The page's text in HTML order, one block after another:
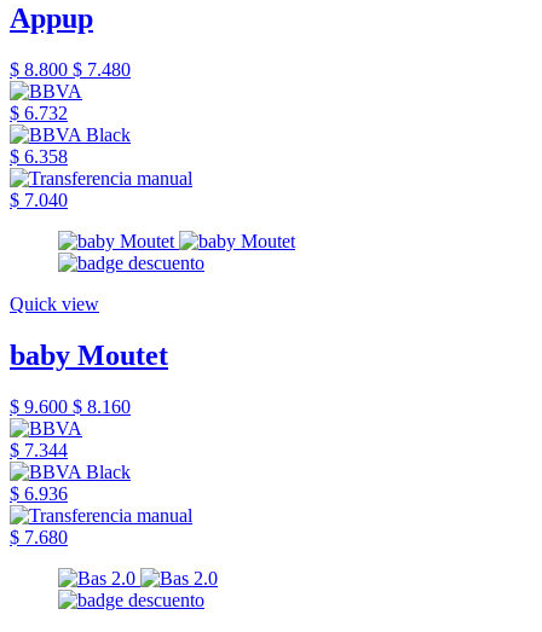
Appup
$ 8.800 $ 7.480
$ 6.732
$ 6.358
$ 7.040
Quick view
baby Moutet
$ 9.600 $ 8.160
$ 7.344
$ 6.936
$ 7.680